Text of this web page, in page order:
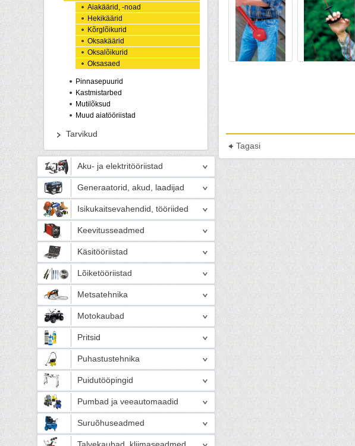
Aiakäärid, -noad
Hekikäärid
Kõrglõikurid
Oksakäärid
Oksalõikurid
Oksasaed
Pinnasepuurid
Kastmistarbed
Mutilõksud
Muud aiatööriistad
Tarvikud
Aku- ja elektritööriistad
Generaatorid, akud, laadijad
Isikukaitsevahendid, tööriided
Keevitusseadmed
Käsitööriistad
Lõiketööriistad
Metsatehnika
Motokaubad
Pritsid
Puhastustehnika
Puidutööpingid
Pumbad ja veeautomaadid
Suruõhuseadmed
Tagasi